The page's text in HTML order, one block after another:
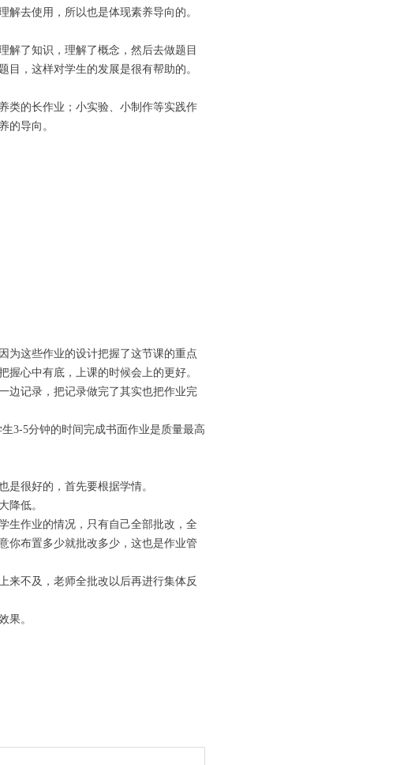
去使用，所以也是体现素养导向的。
解了知识，理解了概念，然后去做题目
，这样对学生的发展是很有帮助的。
类的长作业；小实验、小制作等实践作
的导向。
为这些作业的设计把握了这节课的重点
心中有底，上课的时候会上的更好。
边记录，把记录做完了其实也把作业完
3-5分钟的时间完成书面作业是质量最高
很好的，首先要根据学情。
降低。
生作业的情况，只有自己全部批改，全
你布置多少就批改多少，这也是作业管
来不及，老师全批改以后再进行集体反
果。